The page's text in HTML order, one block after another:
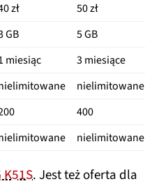
zł 50 zł
GB 5 GB
miesiąc 3 miesiące
nielimitowane
400
nielimitowane
K51S. Jest też oferta dla